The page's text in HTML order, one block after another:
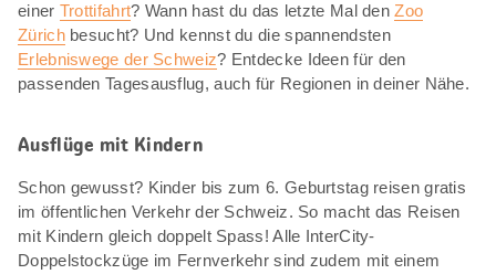
einer Trottifahrt? Wann hast du das letzte Mal denZoo
Zürichbesucht? Und kennst du die spannendsten
Erlebniswege der Schweiz? Entdecke Ideen für den
passenden Tagesausflug, auch für Regionen in deiner Nähe.
Ausflüge mit Kindern
Schon gewusst? Kinder bis zum 6. Geburtstag reisen gratis
im öffentlichen Verkehr der Schweiz. So macht das Reisen
mit Kindern gleich doppelt Spass! Alle InterCity-
Doppelstockzüge im Fernverkehr sind zudem mit einem